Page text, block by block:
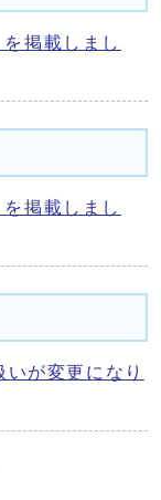
掲載しまし
掲載しまし
が変更になり